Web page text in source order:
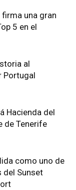
una gran
5 en el
al
Portugal
Hacienda del
de Tenerife
como uno de
del Sunset